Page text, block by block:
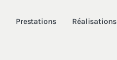
Prestations Réalisations